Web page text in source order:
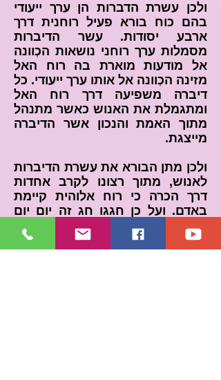
ולכן עשרת הדברות הן ערך ייעודי
בהם כוח בורא פעיל רוחנית דרך
ארבע יסודות. עשר הדיברות
מסמלות ערך רוחני נושאות הכְוונה
אל מודעות מוארת בה רוח האל
מזינה הכְוונה אל אותו ערך ייעודי. כל
דיברה משפיעה דרך רוח האל
ומתגמלת את האנוש כאשר מתנהל
מתוך האמת והנכון אשר הדיברה
מייצגת.
ולכן מתן הבורא את עשרת הדיברות
לאנוש, מתוך רצונו לקרב אחדות
דרך הכרה כי רוח אלוהית קיימת
באדם. ועל כן חגגו חג זה יום יום
דרך התפארה אשר הבורא העניק
לאנושות את עשרת הדברות ברמה